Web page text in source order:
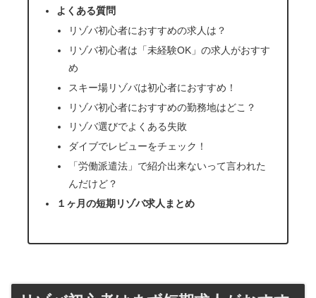
よくある質問
リゾバ初心者におすすめの求人は？
リゾバ初心者は「未経験OK」の求人がおすす
め
スキー場リゾバは初心者におすすめ！
リゾバ初心者におすすめの勤務地はどこ？
リゾバ選びでよくある失敗
ダイブでレビューをチェック！
「労働派遣法」で紹介出来ないって言われた
んだけど？
１ヶ月の短期リゾバ求人まとめ